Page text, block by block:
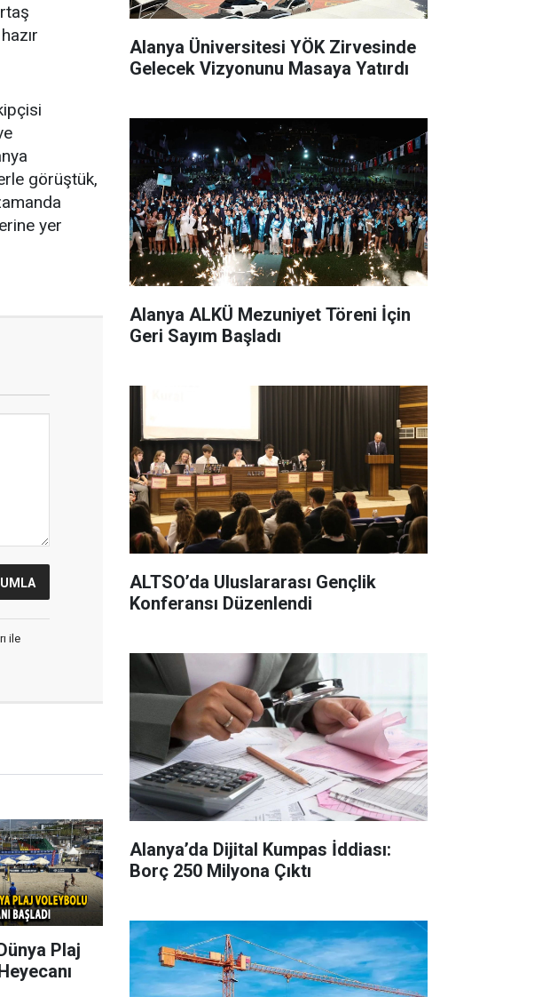
görüştük,
yer
ile
Plaj
Alanya Üniversitesi YÖK Zirvesinde
Gelecek Vizyonunu Masaya Yatırdı
Alanya ALKÜ Mezuniyet Töreni İçin
Geri Sayım Başladı
ALTSO’da Uluslararası Gençlik
Konferansı Düzenlendi
Alanya’da Dijital Kumpas İddiası:
Borç 250 Milyona Çıktı